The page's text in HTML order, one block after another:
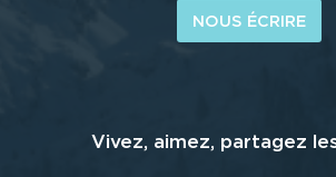
NOUS ÉCRIRE
Vivez, aimez, partagez